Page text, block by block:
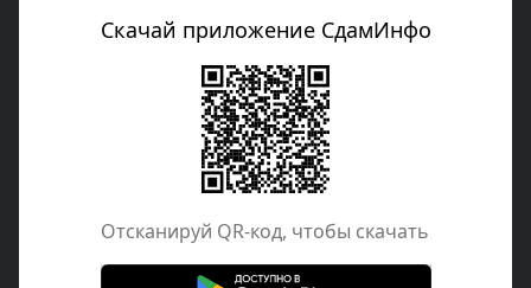
Скачай приложение СдамИнфо
Отcканируй QR-код, чтобы скачать